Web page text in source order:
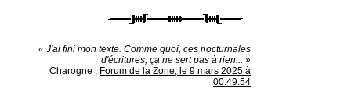
« J'ai fini mon texte. Comme quoi, ces nocturnales
d'écritures, ça ne sert pas à rien... »
Charogne , Forum de la Zone, le 9 mars 2025 à
00:49:54